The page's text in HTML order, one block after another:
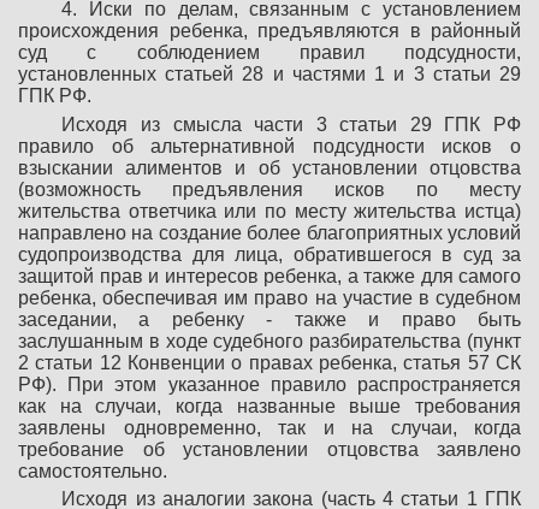
4. Иски по делам, связанным с установлением
происхождения ребенка, предъявляются в районный
суд с соблюдением правил подсудности,
установленных статьей 28 и частями 1 и 3 статьи 29
ГПК РФ.
Исходя из смысла части 3 статьи 29 ГПК РФ
правило об альтернативной подсудности исков о
взыскании алиментов и об установлении отцовства
(возможность предъявления исков по месту
жительства ответчика или по месту жительства истца)
направлено на создание более благоприятных условий
судопроизводства для лица, обратившегося в суд за
защитой прав и интересов ребенка, а также для самого
ребенка, обеспечивая им право на участие в судебном
заседании, а ребенку - также и право быть
заслушанным в ходе судебного разбирательства (пункт
2 статьи 12 Конвенции о правах ребенка, статья 57 СК
РФ). При этом указанное правило распространяется
как на случаи, когда названные выше требования
заявлены одновременно, так и на случаи, когда
требование об установлении отцовства заявлено
самостоятельно.
Исходя из аналогии закона (часть 4 статьи 1 ГПК